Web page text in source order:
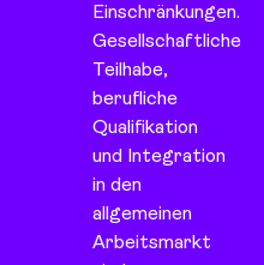
Einschränkungen.
Gesellschaftliche
Teilhabe,
berufliche
Qualifikation
und Integration
in den
allgemeinen
Arbeitsmarkt